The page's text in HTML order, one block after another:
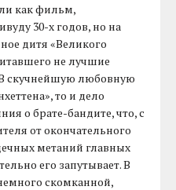
как фильм,
30-х годов, но на
дитя «Великого
не лучшие
В скучнейшую любовную
то и дело
о брате-бандите, что, с
от окончательного
метаний главных
его запутывает. В
скомканной,